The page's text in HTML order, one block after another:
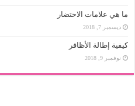
ما هي علامات الاحتضار
ديسمبر 7, 2018
كيفية إطالة الأظافر
نوفمبر 9, 2018